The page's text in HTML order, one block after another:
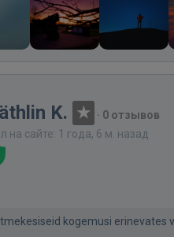
K. · 0 отзывов
на сайте: 1 года, 6 м. назад
kogemusi erinevates